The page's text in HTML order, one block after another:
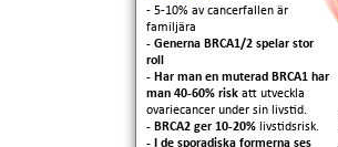
- 5-10% av cancerfallen är
familjära
- Generna BRCA1/2 spelar stor
roll
- Har man en muterad BRCA1 har
man 40-60% risk att utveckla
ovariecancer under sin livstid.
- BRCA2 ger 10-20% livstidsrisk.
- I de sporadiska formerna ses